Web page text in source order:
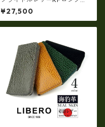
ォレット イギリス産ブライ
ドルレザー 日本製 tc-003H
G
¥27,500